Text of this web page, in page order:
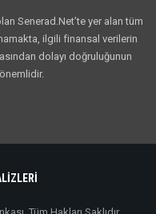
Senerad.Net’te yer alan tüm
ilgili finansal verilerin
dolayı doğruluğunun